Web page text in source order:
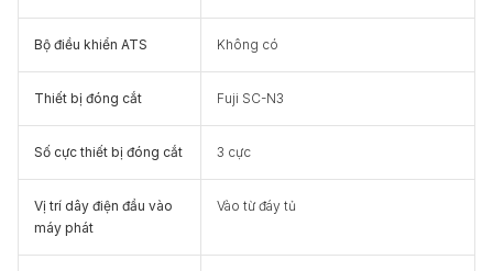
Bộ điều khiển ATS Không có
Thiết bị đóng cắt Fuji SC-N3
Số cực thiết bị đóng cắt 3 cực
Vị trí dây điện đầu vào
máy phát
Vào từ đáy tủ